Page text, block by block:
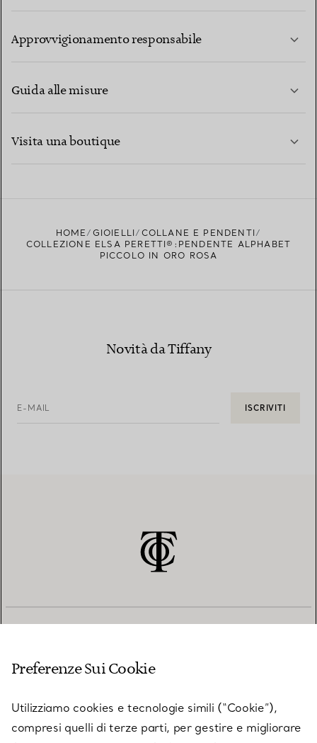
Approvvigionamento responsabile
Guida alle misure
Visita una boutique
HOME GIOIELLI
COLLANE E PENDENTI
COLLEZIONE ELSA PERETTI®:PENDENTE ALPHABET
PICCOLO IN ORO ROSA
Novità da Tiffany
E-MAIL ISCRIVITI
Preferenze Sui Cookie
Utilizziamo cookies e tecnologie simili (“Cookie”),
compresi quelli di terze parti, per gestire e migliorare